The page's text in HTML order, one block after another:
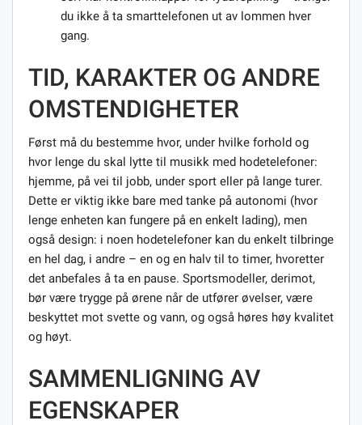
du ikke å ta smarttelefonen ut av lommen hver
gang.
TID, KARAKTER OG ANDRE
OMSTENDIGHETER
Først må du bestemme hvor, under hvilke forhold og
hvor lenge du skal lytte til musikk med hodetelefoner:
hjemme, på vei til jobb, under sport eller på lange turer.
Dette er viktig ikke bare med tanke på autonomi (hvor
lenge enheten kan fungere på en enkelt lading), men
også design: i noen hodetelefoner kan du enkelt tilbringe
en hel dag, i andre – en og en halv til to timer, hvoretter
det anbefales å ta en pause. Sportsmodeller, derimot,
bør være trygge på ørene når de utfører øvelser, være
beskyttet mot svette og vann, og også høres høy kvalitet
og høyt.
SAMMENLIGNING AV
EGENSKAPER